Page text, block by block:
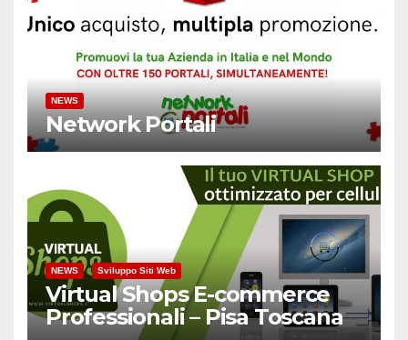
NEWS
Network Portali
NEWS Sviluppo Siti Web
Virtual Shops E-commerce
Professionali – Pisa Toscana